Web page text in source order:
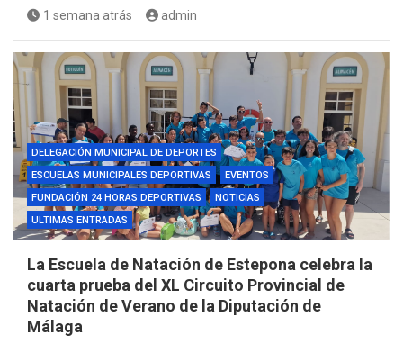
1 semana atrás admin
DELEGACIÓN MUNICIPAL DE DEPORTES
ESCUELAS MUNICIPALES DEPORTIVAS
EVENTOS
FUNDACIÓN 24 HORAS DEPORTIVAS
NOTICIAS
ULTIMAS ENTRADAS
La Escuela de Natación de Estepona celebra la
cuarta prueba del XL Circuito Provincial de
Natación de Verano de la Diputación de
Málaga